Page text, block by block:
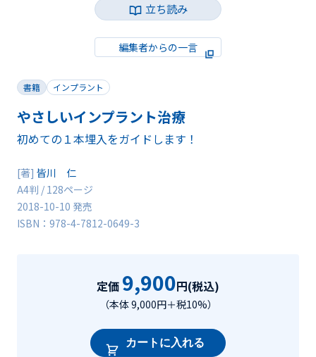
立ち読み
編集者からの一言
書籍 インプラント
やさしいインプラント治療
初めての１本埋入をガイドします！
[著] 皆川 仁
A4判 / 128ページ
2018-10-10 発売
ISBN：978-4-7812-0649-3
定価 9,900円(税込)
（本体 9,000円＋税10%）
カートに入れる